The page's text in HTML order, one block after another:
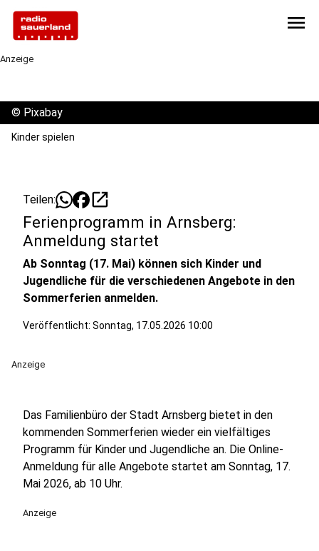
menu
Anzeige
© Pixabay
Kinder spielen
Teilen: open_in_new
Ferienprogramm in Arnsberg:
Anmeldung startet
Ab Sonntag (17. Mai) können sich Kinder und
Jugendliche für die verschiedenen Angebote in den
Sommerferien anmelden.
Veröffentlicht: Sonntag, 17.05.2026 10:00
Anzeige
Das Familienbüro der Stadt Arnsberg bietet in den
kommenden Sommerferien wieder ein vielfältiges
Programm für Kinder und Jugendliche an. Die Online-
Anmeldung für alle Angebote startet am Sonntag, 17.
Mai 2026, ab 10 Uhr.
Anzeige